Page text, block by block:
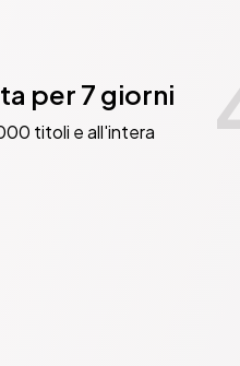
per 7 giorni
titoli e all'intera